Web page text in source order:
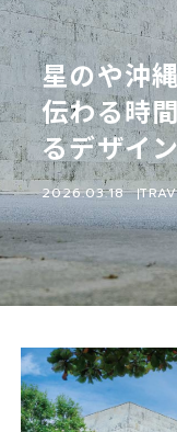
星のや沖
伝わる時
るデザイン
2026.03.18